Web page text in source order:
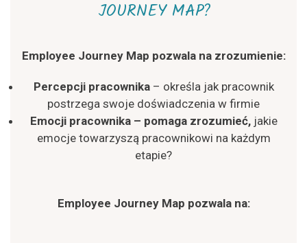
JOURNEY MAP?
Employee Journey Map pozwala na zrozumienie:
Percepcji pracownika– określa jak pracownik
postrzega swoje doświadczenia w firmie
Emocjipracownika – pomaga zrozumieć, jakie
emocje towarzyszą pracownikowi na każdym
etapie?
Employee Journey Map pozwala na: